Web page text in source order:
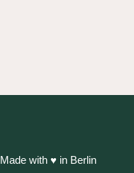
with ♥ in Berlin